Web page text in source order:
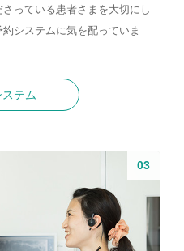
っている患者さまを大切にし
システムに気を配っていま
テム